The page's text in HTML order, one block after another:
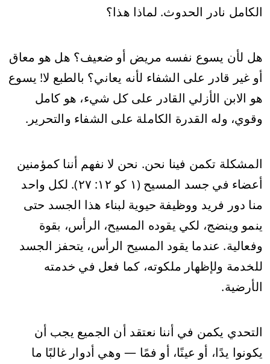
الكامل نادر الحدوث. لماذا هذا؟
هل لأن يسوع نفسه مريض أو ضعيف؟ هل هو معاق
أو غير قادر على الشفاء لأنه يعاني؟ بالطبع لا! يسوع
هو الابن الأزلي القادر على كل شيء، هو كامل
وقوي، وله القدرة الكاملة على الشفاء والتحرير.
المشكلة تكمن فينا نحن. نحن لا نفهم أننا كمؤمنين
أعضاء في جسد المسيح (١ كو ١٢: ٢٧). لكل واحد
منا دور فريد ووظيفة حيوية لبناء هذا الجسد حتى
ينمو وينضج، لكي يقوده المسيح، الرأس، بقوة
وفعالية. عندما يقود المسيح الرأس، يتحفز الجسد
للخدمة ولإظهار ملكوته، كما فعل في خدمته
الأرضية.
التحدي يكمن في أننا نعتقد أن الجميع يجب أن
يكونوا يدًا، أو عينًا، أو فمًا — وهي أدوار غالبًا ما